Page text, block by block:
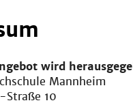
wird
Mannheim
10